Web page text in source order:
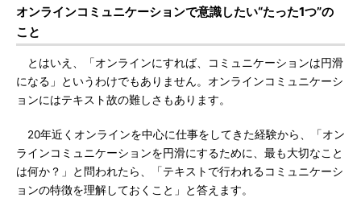
オンラインコミュニケーションで意識したい“たった1つ”の
こと
とはいえ、「オンラインにすれば、コミュニケーションは円滑
になる」というわけでもありません。オンラインコミュニケーシ
ョンにはテキスト故の難しさもあります。
20年近くオンラインを中心に仕事をしてきた経験から、「オン
ラインコミュニケーションを円滑にするために、最も大切なこと
は何か？」と問われたら、「テキストで行われるコミュニケーシ
ョンの特徴を理解しておくこと」と答えます。